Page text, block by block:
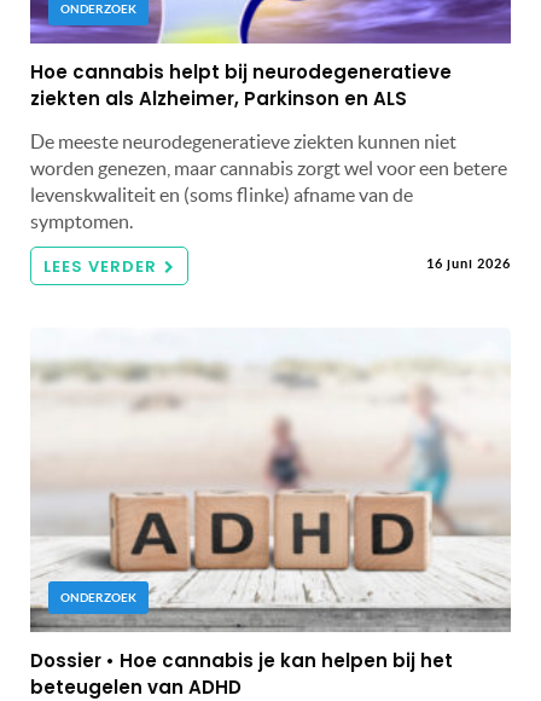
ONDERZOEK
Hoe cannabis helpt bij neurodegeneratieve
ziekten als Alzheimer, Parkinson en ALS
De meeste neurodegeneratieve ziekten kunnen niet
worden genezen, maar cannabis zorgt wel voor een betere
levenskwaliteit en (soms flinke) afname van de
symptomen.
LEES VERDER 16 juni 2026
ONDERZOEK
Dossier • Hoe cannabis je kan helpen bij het
beteugelen van ADHD